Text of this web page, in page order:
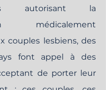
autorisant la
médicalement
couples lesbiens, des
font appel à des
de porter leur